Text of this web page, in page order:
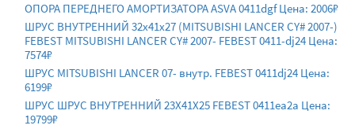
ОПОРА ПЕРЕДНЕГО АМОРТИЗАТОРА ASVA 0411dgf Цена: 2006₽
ШРУС ВНУТРЕННИЙ 32x41x27 (MITSUBISHI LANCER CY# 2007-)
FEBEST MITSUBISHI LANCER CY# 2007- FEBEST 0411-dj24 Цена:
7574₽
ШРУС MITSUBISHI LANCER 07- внутр. FEBEST 0411dj24 Цена:
6199₽
ШРУС ШРУС ВНУТРЕННИЙ 23X41X25 FEBEST 0411ea2a Цена:
19799₽